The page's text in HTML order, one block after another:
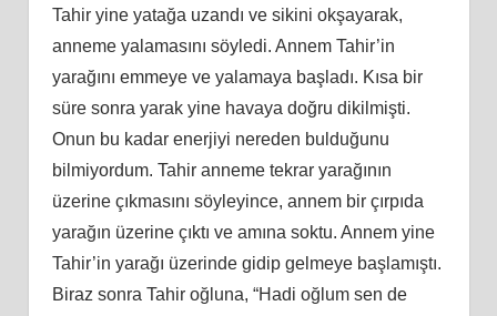
Tahir yine yatağa uzandı ve sikini okşayarak,
anneme yalamasını söyledi. Annem Tahir’in
yarağını emmeye ve yalamaya başladı. Kısa bir
süre sonra yarak yine havaya doğru dikilmişti.
Onun bu kadar enerjiyi nereden bulduğunu
bilmiyordum. Tahir anneme tekrar yarağının
üzerine çıkmasını söyleyince, annem bir çırpıda
yarağın üzerine çıktı ve amına soktu. Annem yine
Tahir’in yarağı üzerinde gidip gelmeye başlamıştı.
Biraz sonra Tahir oğluna, “Hadi oğlum sen de